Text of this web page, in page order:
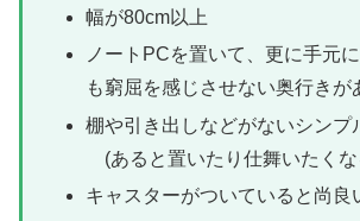
幅が80cm以上
ノートPCを置いて、更に手元
も窮屈を感じさせない奥行きが
棚や引き出しなどがないシンプ
(あると置いたり仕舞いたく
キャスターがついていると尚良